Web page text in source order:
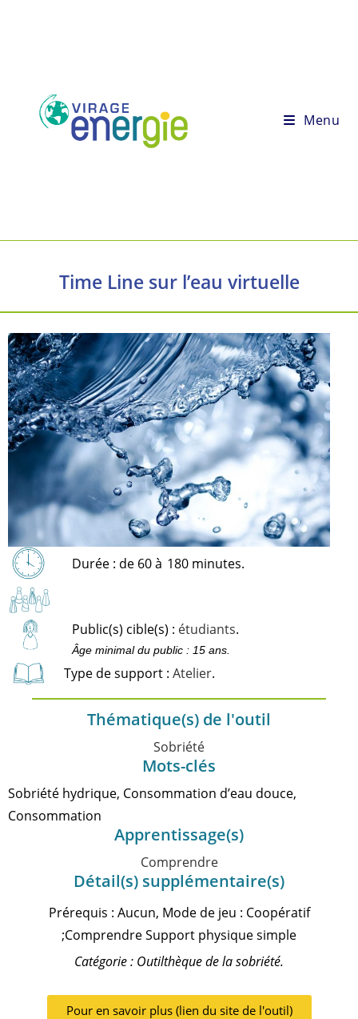
Menu
Time Line sur l’eau virtuelle
Durée : de 60 à 180 minutes.
Public(s) cible(s) : étudiants.
Âge minimal du public : 15 ans.
Type de support : Atelier.
Thématique(s) de l'outil
Sobriété
Mots-clés
Sobriété hydrique, Consommation d’eau douce,
Consommation
Apprentissage(s)
Comprendre
Détail(s) supplémentaire(s)
Prérequis : Aucun, Mode de jeu : Coopératif
;Comprendre Support physique simple
Catégorie : Outilthèque de la sobriété.
Pour en savoir plus (lien du site de l'outil)